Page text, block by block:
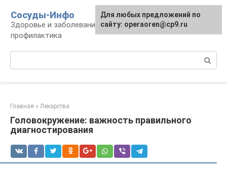
контенту
Сосуды-Инфо
Здоровье и заболевания сосудов и сердца,
профилактика
Главная » Лекарства
Головокружение: важность правильного
диагностирования
Для любых предложений по
сайту: operaoren@cp9.ru